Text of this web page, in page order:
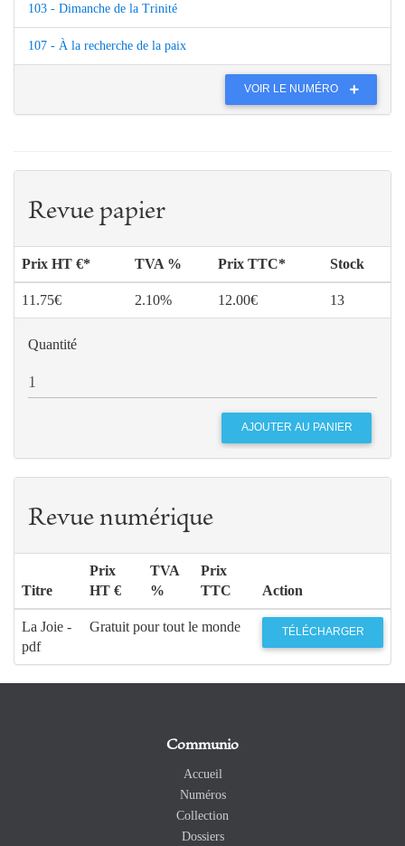
103 - Dimanche de la Trinité
107 - À la recherche de la paix
VOIR LE NUMÉRO
Revue papier
Prix HT €* TVA % Prix TTC* Stock
11.75€ 2.10% 12.00€ 13
Quantité
Revue numérique
Titre
Prix
HT €
TVA
%
Prix
TTC
Action
La Joie -
pdf
Gratuit pour tout le monde TÉLÉCHARGER
Communio
Accueil
Numéros
Collection
Dossiers